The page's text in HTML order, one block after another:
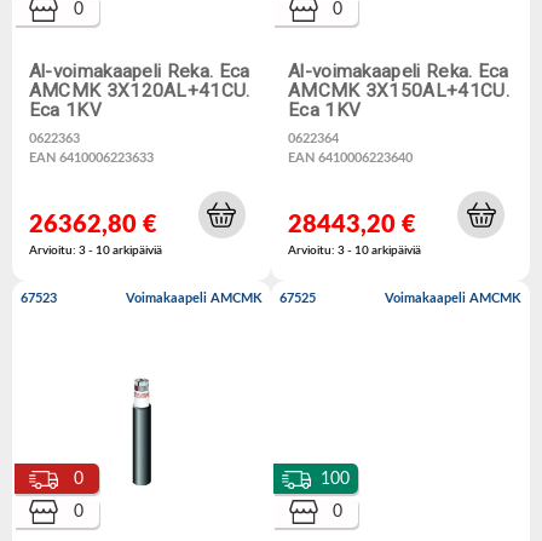
Al-voimakaapeli Reka. Eca
AMCMK 3X120AL+41CU.
Eca 1KV
0622363
EAN 6410006223633
0
26362,80 €
Arvioitu: 3 - 10 arkipäiviä
Al-voimakaapeli Reka. Eca
AMCMK 3X150AL+41CU.
Eca 1KV
0622364
EAN 6410006223640
0
28443,20 €
Arvioitu: 3 - 10 arkipäiviä
67523 Voimakaapeli AMCMK
0
0
67525 Voimakaapeli AMCMK
100
0